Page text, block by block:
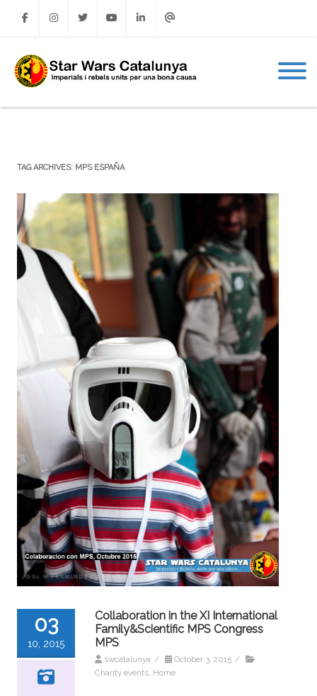
Facebook
TAG ARCHIVES: MPS ESPAÑA
03
10, 2015
Collaboration in the XI International
Family&Scientific MPS Congress
MPS
swcatalunya / October 3, 2015 /
Charity events, Home